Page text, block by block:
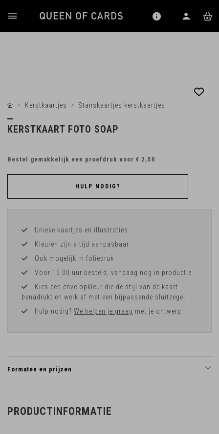
Kerstkaartjes Stanskaartjes kerstkaartjes
KERSTKAART FOTO SOAP
Bestel gemakkelijk een proefdruk voor € 2,50
HULP NODIG?
Unieke kaartjes en illustraties
Kleuren zijn altijd aanpasbaar
Ook mogelijk in foliedruk
Voor 15.00 uur besteld, vandaag nog in productie
Kies een envelopkleur die de stijl van de kaart
benadrukt en werk af met een bijpassende sluitzegel
Hulp nodig? We helpen je graag met je ontwerp
Formaten en prijzen
PRODUCTINFORMATIE